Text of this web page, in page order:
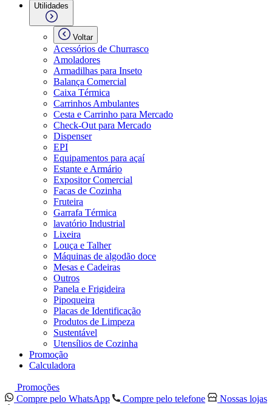
Utilidades
Voltar
Acessórios de Churrasco
Amoladores
Armadilhas para Inseto
Balança Comercial
Caixa Térmica
Carrinhos Ambulantes
Cesta e Carrinho para Mercado
Check-Out para Mercado
Dispenser
EPI
Equipamentos para açaí
Estante e Armário
Expositor Comercial
Facas de Cozinha
Fruteira
Garrafa Térmica
lavatório Industrial
Lixeira
Louça e Talher
Máquinas de algodão doce
Mesas e Cadeiras
Outros
Panela e Frigideira
Pipoqueira
Placas de Identificação
Produtos de Limpeza
Sustentável
Utensílios de Cozinha
Promoção
Calculadora
Promoções
Compre pelo WhatsApp
Compre pelo telefone
Nossas lojas